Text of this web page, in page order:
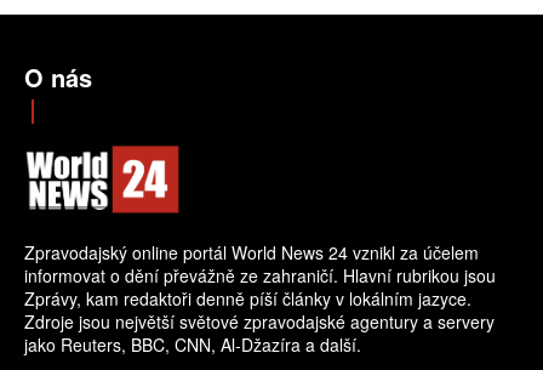
O nás
Zpravodajský online portál World News 24 vznikl za účelem
informovat o dění převážně ze zahraničí. Hlavní rubrikou jsou
Zprávy, kam redaktoři denně píší články v lokálním jazyce.
Zdroje jsou největší světové zpravodajské agentury a servery
jako Reuters, BBC, CNN, Al-Džazíra a další.